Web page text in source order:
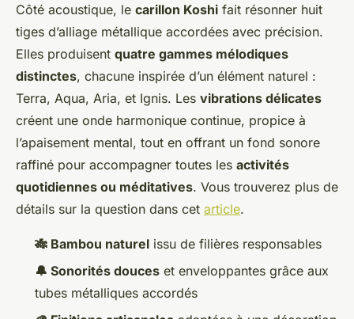
Côté acoustique, le carillon Koshi fait résonner huit
tiges d’alliage métallique accordées avec précision.
Elles produisent quatre gammes mélodiques
distinctes, chacune inspirée d’un élément naturel :
Terra, Aqua, Aria, et Ignis. Les vibrations délicates
créent une onde harmonique continue, propice à
l’apaisement mental, tout en offrant un fond sonore
raffiné pour accompagner toutes les activités
quotidiennes ou méditatives. Vous trouverez plus de
détails sur la question dans cet article.
🎋 Bambou naturel issu de filières responsables
🔔 Sonorités douces et enveloppantes grâce aux
tubes métalliques accordés